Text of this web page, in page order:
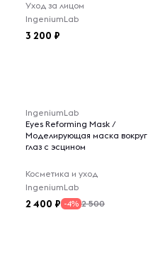
Уход за лицом
IngeniumLab
3 200
IngeniumLab
Eyes Reforming Mask /
Моделирующая маска вокруг
глаз с эсцином
Косметика и уход
IngeniumLab
2 400 -4% 2 500